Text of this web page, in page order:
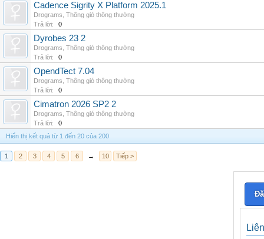
Cadence Sigrity X Platform 2025.1
Drograms Thông gió thông thường
Trả lời:
0
Dyrobes 23 2
Drograms Thông gió thông thường
Trả lời:
0
OpendTect 7.04
Drograms Thông gió thông thường
Trả lời:
0
Cimatron 2026 SP2 2
Drograms Thông gió thông thường
Trả lời:
0
Hiển thị kết quả từ 1 đến 20 của 200
1 2 3 4 5 6 → 10 Tiếp >